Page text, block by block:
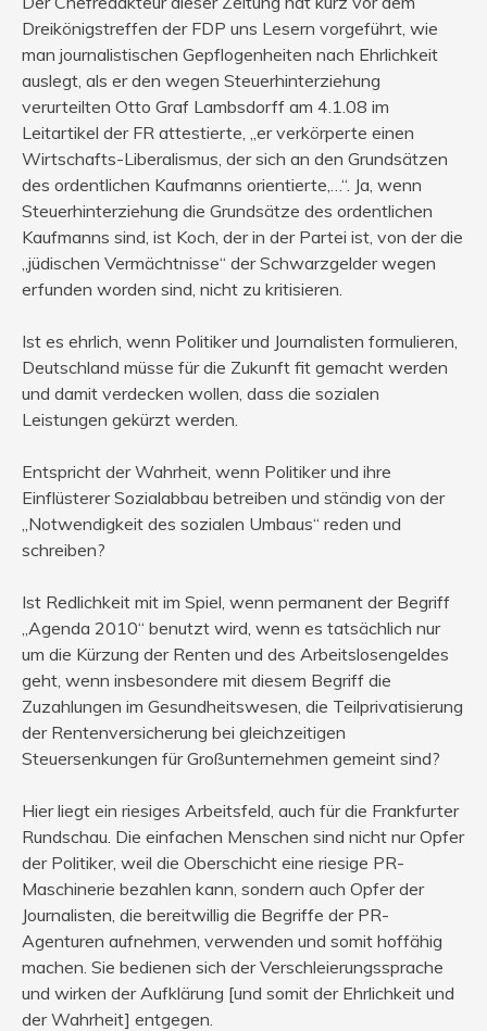
Dreikönigstreffen der FDP uns Lesern vorgeführt, wie
man journalistischen Gepflogenheiten nach Ehrlichkeit
auslegt, als er den wegen Steuerhinterziehung
verurteilten Otto Graf Lambsdorff am 4.1.08 im
Leitartikel der FR attestierte, „er verkörperte einen
Wirtschafts-Liberalismus, der sich an den Grundsätzen
des ordentlichen Kaufmanns orientierte,…“. Ja, wenn
Steuerhinterziehung die Grundsätze des ordentlichen
Kaufmanns sind, ist Koch, der in der Partei ist, von der die
„jüdischen Vermächtnisse“ der Schwarzgelder wegen
erfunden worden sind, nicht zu kritisieren.
Ist es ehrlich, wenn Politiker und Journalisten formulieren,
Deutschland müsse für die Zukunft fit gemacht werden
und damit verdecken wollen, dass die sozialen
Leistungen gekürzt werden.
Entspricht der Wahrheit, wenn Politiker und ihre
Einflüsterer Sozialabbau betreiben und ständig von der
„Notwendigkeit des sozialen Umbaus“ reden und
schreiben?
Ist Redlichkeit mit im Spiel, wenn permanent der Begriff
„Agenda 2010“ benutzt wird, wenn es tatsächlich nur
um die Kürzung der Renten und des Arbeitslosengeldes
geht, wenn insbesondere mit diesem Begriff die
Zuzahlungen im Gesundheitswesen, die Teilprivatisierung
der Rentenversicherung bei gleichzeitigen
Steuersenkungen für Großunternehmen gemeint sind?
Hier liegt ein riesiges Arbeitsfeld, auch für die Frankfurter
Rundschau. Die einfachen Menschen sind nicht nur Opfer
der Politiker, weil die Oberschicht eine riesige PR-
Maschinerie bezahlen kann, sondern auch Opfer der
Journalisten, die bereitwillig die Begriffe der PR-
Agenturen aufnehmen, verwenden und somit hoffähig
machen. Sie bedienen sich der Verschleierungssprache
und wirken der Aufklärung [und somit der Ehrlichkeit und
der Wahrheit] entgegen.